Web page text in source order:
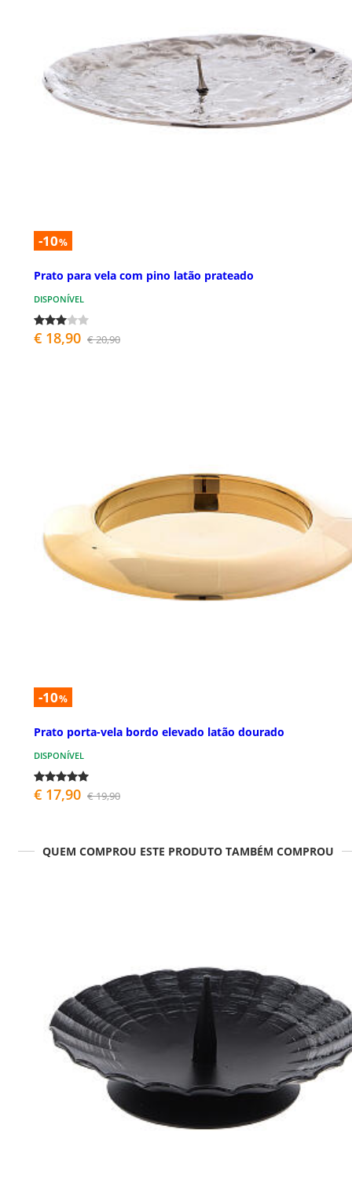
-10%
Prato para vela com pino latão prateado
DISPONÍVEL
€ 18,90 € 20,90
-10%
Prato porta-vela bordo elevado latão dourado
DISPONÍVEL
€ 17,90 € 19,90
QUEM COMPROU ESTE PRODUTO TAMBÉM COMPROU